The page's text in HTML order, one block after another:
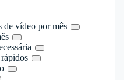
vídeo por mês